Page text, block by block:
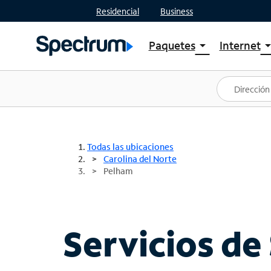
Residencial Business
Paquetesarrow_drop_down
Ver paquetes
Spectrum One
Mejores ofertas
Internetarrow_drop_down
Planes
Todas las ubicaciones
Carolina del Norte
Pelham
Servicios